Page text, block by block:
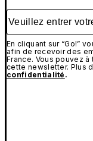
Veuillez entrer
En cliquant sur “Go!”
afin de recevoir des
France. Vous pouvez
cette newsletter. Plus
confidentialité .